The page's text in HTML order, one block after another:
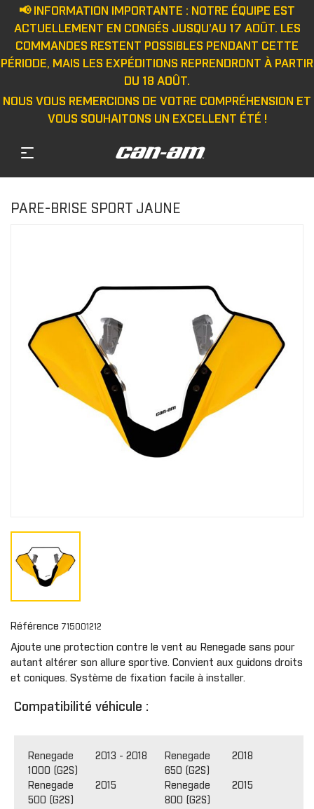
📢 INFORMATION IMPORTANTE : NOTRE ÉQUIPE EST
ACTUELLEMENT EN CONGÉS JUSQU'AU 17 AOÛT. LES
COMMANDES RESTENT POSSIBLES PENDANT CETTE
PÉRIODE, MAIS LES EXPÉDITIONS REPRENDRONT À PARTIR
DU 18 AOÛT.
NOUS VOUS REMERCIONS DE VOTRE COMPRÉHENSION ET
VOUS SOUHAITONS UN EXCELLENT ÉTÉ !
PARE-BRISE SPORT JAUNE
Référence 715001212
Ajoute une protection contre le vent au Renegade sans pour
autant altérer son allure sportive. Convient aux guidons droits
et coniques. Système de fixation facile à installer.
Compatibilité véhicule :
Renegade
1000 (G2S)
2013 - 2018
Renegade
500 (G2S)
2015
Renegade
650 (G2S)
2018
Renegade
800 (G2S)
2015